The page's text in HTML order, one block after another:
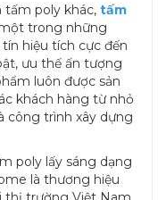
tấm poly khác, tấm
trong những
hiệu tích cực đến
ưu thế ấn tượng
luôn được sản
khách hàng từ nhỏ
công trình xây dựng
poly lấy sáng dạng
là thương hiệu